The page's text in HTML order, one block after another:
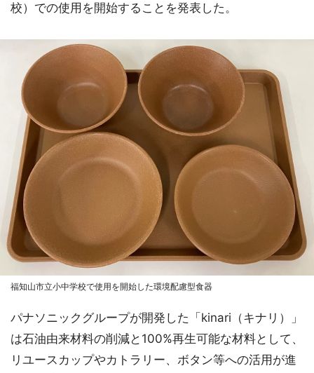
校）での使用を開始することを発表した。
福知山市立小中学校で使用を開始した環境配慮型食器
パナソニックグループが開発した「kinari（キナリ）」
は石油由来材料の削減と100%再生可能な材料として、
リユースカップやカトラリー、ボタン等への活用が進